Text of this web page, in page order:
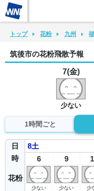
花粉カレンダー 花粉図鑑
トップ 花粉 九州
筑後市の花粉飛散予報
7(金)
少ない
1時間ごと
日
時
花粉
8土
6
少ない
9
少ない 少